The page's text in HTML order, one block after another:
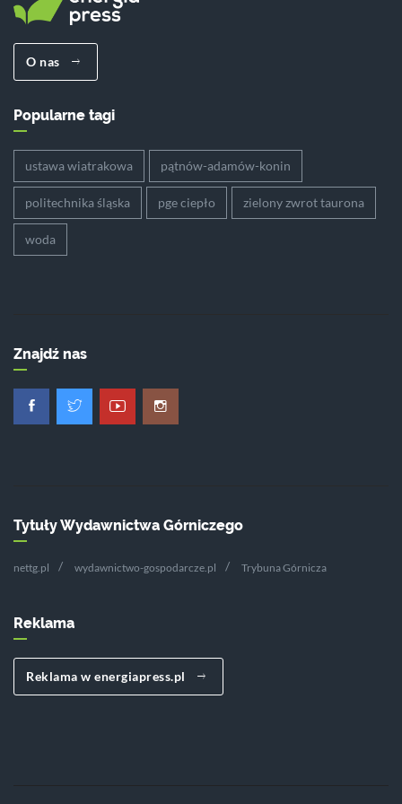
O nas
Popularne tagi
ustawa wiatrakowa pątnów-adamów-konin
politechnika śląska pge ciepło zielony zwrot taurona
woda
Znajdź nas
Tytuły Wydawnictwa Górniczego
nettg.pl wydawnictwo-gospodarcze.pl Trybuna Górnicza
Reklama
Reklama w energiapress.pl